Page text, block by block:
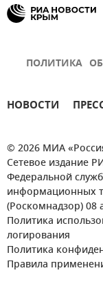
ПОЛИТИКА
НОВОСТИ
© 2026 МИА
Сетевое издание
Федеральной
информационных
(Роскомнадзор) 08
Политика
логирования
Политика
Правила